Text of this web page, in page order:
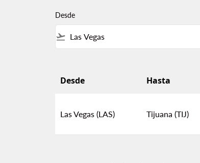
Desde
flight_takeoff
Desde Hasta
Las Vegas (LAS) Tijuana (TIJ)